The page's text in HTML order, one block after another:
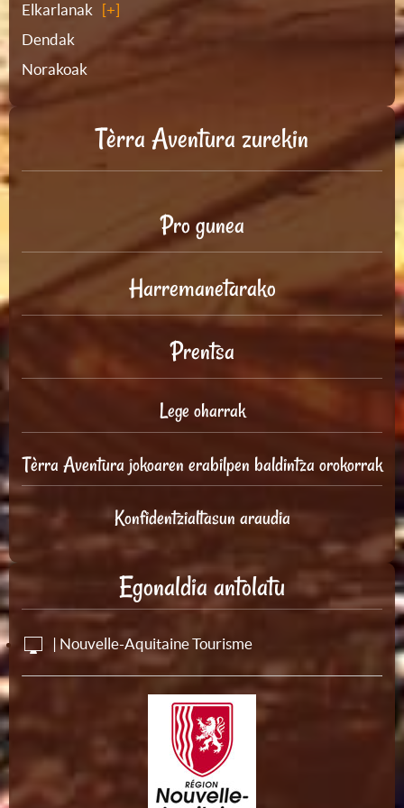
Elkarlanak
Dendak
Norakoak
Tèrra Aventura zurekin
Pro gunea
Harremanetarako
Prentsa
Lege oharrak
Tèrra Aventura jokoaren erabilpen baldintza orokorrak
Konfidentzialtasun araudia
Egonaldia antolatu
| Nouvelle-Aquitaine Tourisme